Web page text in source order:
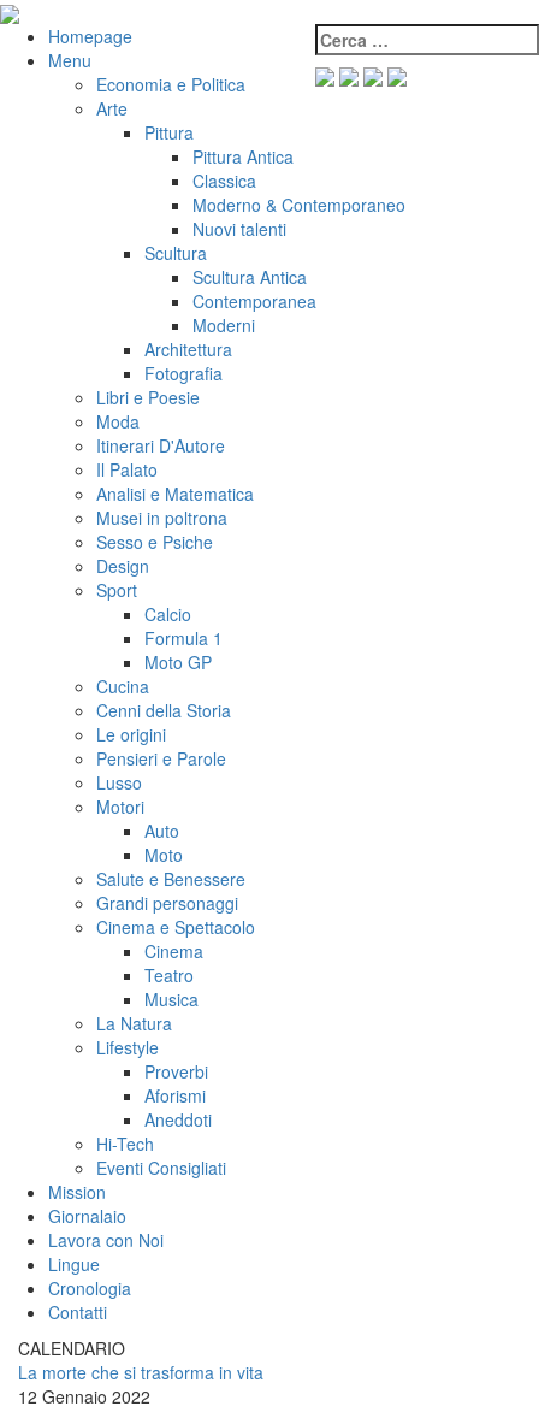
Salta
contenuto
VeniVidiVici Cerca:
Homepage
Menu
Economia e Politica
Arte
Pittura
Pittura Antica
Classica
Moderno & Contemporaneo
Nuovi talenti
Scultura
Scultura Antica
Contemporanea
Moderni
Architettura
Fotografia
Libri e Poesie
Moda
Itinerari D'Autore
Il Palato
Analisi e Matematica
Musei in poltrona
Sesso e Psiche
Design
Sport
Calcio
Formula 1
Moto GP
Cucina
Cenni della Storia
Le origini
Pensieri e Parole
Lusso
Motori
Auto
Moto
Salute e Benessere
Grandi personaggi
Cinema e Spettacolo
Cinema
Teatro
Musica
La Natura
Lifestyle
Proverbi
Aforismi
Aneddoti
Hi-Tech
Eventi Consigliati
Mission
Giornalaio
Lavora con Noi
Lingue
Cronologia
Contatti
CALENDARIO
La morte che si trasforma in vita
12 Gennaio 2022